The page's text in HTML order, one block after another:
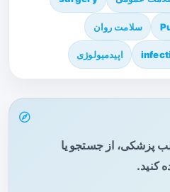
سلامت روان
اپیدمیولوژی
پزشکی، از جستجو یا
کنید.